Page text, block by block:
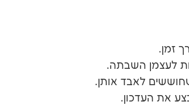
זמן.
לעצמן השבתה.
לאבד אותן.
את העדכון.